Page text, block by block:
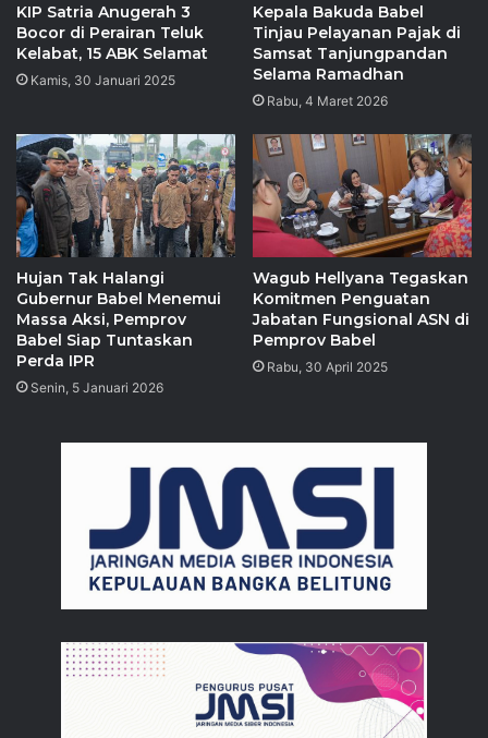
KIP Satria Anugerah 3
Bocor di Perairan Teluk
Kelabat, 15 ABK Selamat
Kamis, 30 Januari 2025
Kepala Bakuda Babel
Tinjau Pelayanan Pajak di
Samsat Tanjungpandan
Selama Ramadhan
Rabu, 4 Maret 2026
Hujan Tak Halangi
Gubernur Babel Menemui
Massa Aksi, Pemprov
Babel Siap Tuntaskan
Perda IPR
Senin, 5 Januari 2026
Wagub Hellyana Tegaskan
Komitmen Penguatan
Jabatan Fungsional ASN di
Pemprov Babel
Rabu, 30 April 2025